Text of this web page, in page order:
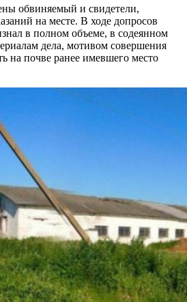
обвиняемый и свидетели,
на месте. В ходе допросов
в полном объеме, в содеянном
дела, мотивом совершения
на почве ранее имевшего место